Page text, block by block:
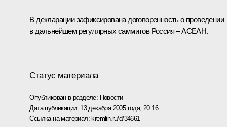
В декларации зафиксирована договоренность о проведении
в дальнейшем регулярных саммитов Россия – АСЕАН.
Статус материала
Опубликован в разделе: Новости
Дата публикации: 13 декабря 2005 года, 20:16
Ссылка на материал:kremlin.ru/d/34661